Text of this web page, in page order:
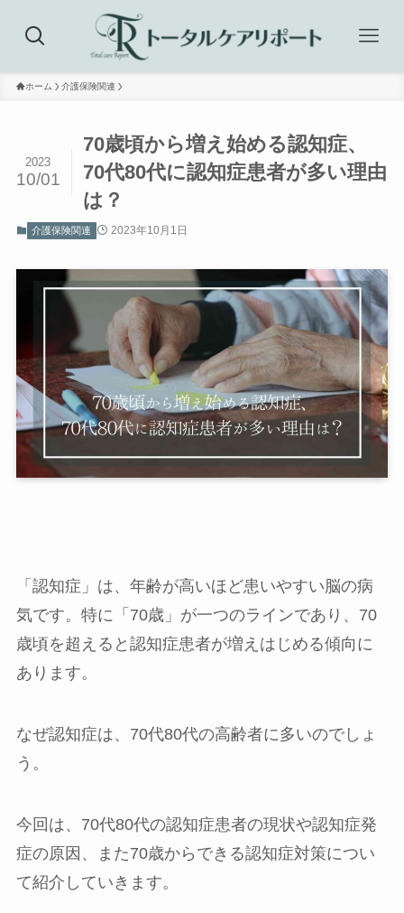
ホーム 介護保険関連
70歳頃から増え始める認知症、
70代80代に認知症患者が多い理由
は？
2023
10/01
介護保険関連 2023年10月1日
「認知症」は、年齢が高いほど患いやすい脳の病
気です。特に「70歳」が一つのラインであり、70
歳頃を超えると認知症患者が増えはじめる傾向に
あります。
なぜ認知症は、70代80代の高齢者に多いのでしょ
う。
今回は、70代80代の認知症患者の現状や認知症発
症の原因、また70歳からできる認知症対策につい
て紹介していきます。